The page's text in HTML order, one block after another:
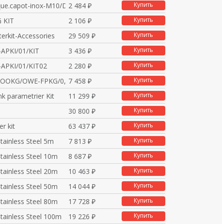
inox-M10/D122 484 ₽ Купить
KIT 2 106 ₽ Купить
Accessories 29 509 ₽ Купить
01/KIT 3 436 ₽ Купить
01/KIT02 2 280 ₽ Купить
OWE-FPKG/0,1M/US
7 458 ₽ Купить
parametrier Kit 11 299 ₽ Купить
30 800 ₽ Купить
kit 63 437 ₽ Купить
Steel 5m 7 813 ₽ Купить
Steel 10m 8 687 ₽ Купить
Steel 20m 10 463 ₽ Купить
Steel 50m 14 044 ₽ Купить
Steel 80m 17 728 ₽ Купить
Steel 100m 19 226 ₽ Купить